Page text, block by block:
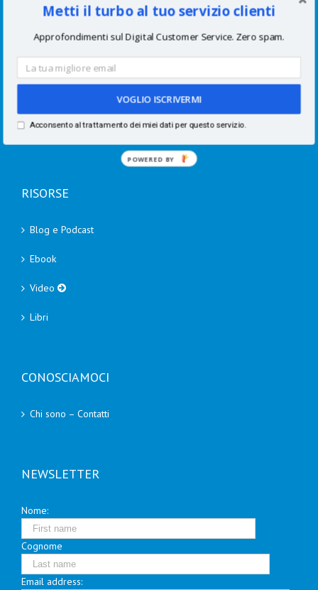
SERVIZI
Consulenze per aziende
Corsi di formazione
RISORSE
Blog e Podcast
Ebook
Video
Libri
CONOSCIAMOCI
Chi sono – Contatti
NEWSLETTER
Nome:
Cognome
Email address:
Metti il turbo al tuo servizio clienti
Approfondimenti sul Digital Customer Service. Zero spam.
VOGLIO ISCRIVERMI
Acconsento al trattamento dei miei dati per questo servizio.
POWERED BY